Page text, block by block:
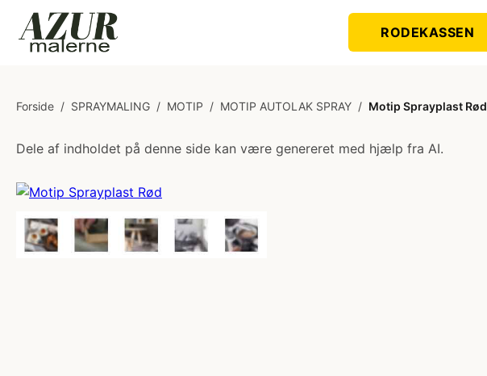
RODEKASSEN
Forside / SPRAYMALING / MOTIP / MOTIP AUTOLAK SPRAY / Motip Sprayplast Rød
Dele af indholdet på denne side kan være genereret med hjælp fra AI.